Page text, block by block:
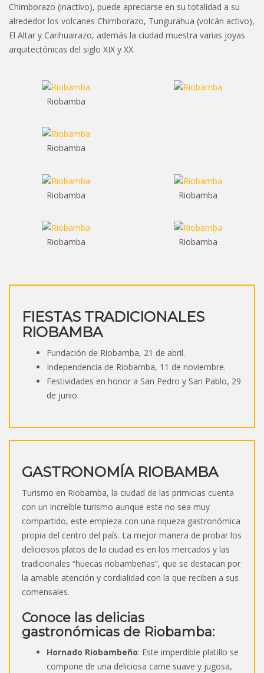
Chimborazo (inactivo), puede apreciarse en su totalidad a su
alrededor los volcanes Chimborazo, Tungurahua (volcán activo),
El Altar y Carihuairazo, además la ciudad muestra varias joyas
arquitectónicas del siglo XIX y XX.
Riobamba
Riobamba
Riobamba Riobamba
Riobamba Riobamba
FIESTAS TRADICIONALES
RIOBAMBA
Fundación de Riobamba, 21 de abril.
Independencia de Riobamba, 11 de noviembre.
Festividades en honor a San Pedro y San Pablo, 29
de junio.
GASTRONOMÍA RIOBAMBA
Turismo en Riobamba, la ciudad de las primicias cuenta
con un increíble turismo aunque este no sea muy
compartido, este empieza con una riqueza gastronómica
propia del centro del país. La mejor manera de probar los
deliciosos platos de la ciudad es en los mercados y las
tradicionales “huecas riobambeñas”, que se destacan por
la amable atención y cordialidad con la que reciben a sus
comensales.
Conoce las delicias
gastronómicas de Riobamba:
Hornado Riobambeño: Este imperdible platillo se
compone de una deliciosa carne suave y jugosa,